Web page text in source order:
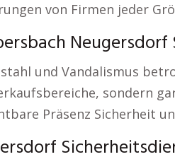
von Firmen jeder
und Vandalismus
sondern
Präsenz Sicherheit